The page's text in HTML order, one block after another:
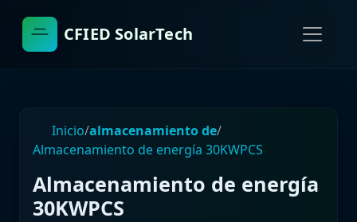
CFIED SolarTech
Inicio/almacenamiento de/
Almacenamiento de energía 30KWPCS
Almacenamiento de energía
30KWPCS